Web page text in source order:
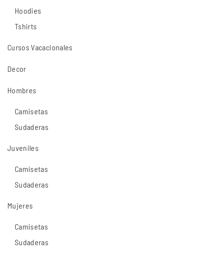
Hoodies
Tshirts
Cursos Vacacionales
Decor
Hombres
Camisetas
Sudaderas
Juveniles
Camisetas
Sudaderas
Mujeres
Camisetas
Sudaderas